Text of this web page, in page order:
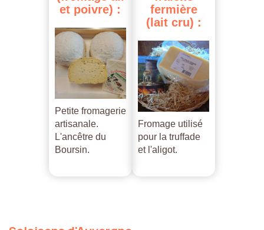
et poivre) :
Petite fromagerie
artisanale.
L'ancêtre du
Boursin.
fermière
(lait cru) :
Fromage utilisé
pour la truffade
et l'aligot.